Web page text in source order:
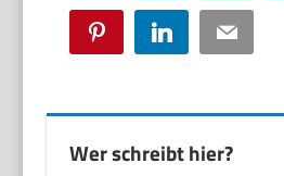
Pinterest LinkedIn Email
Wer schreibt hier?